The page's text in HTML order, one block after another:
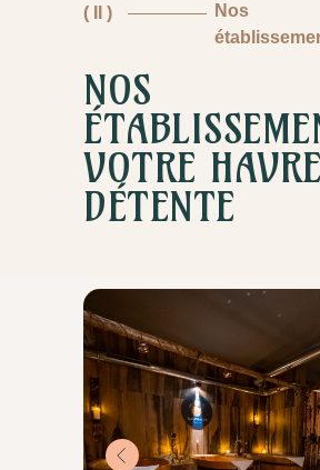
( II )
Nos
NOS
VOTRE
DÉTENTE